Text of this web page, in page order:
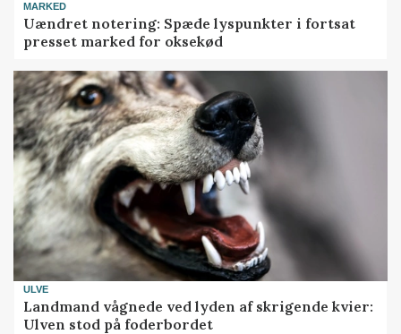
MARKED
Uændret notering: Spæde lyspunkter i fortsat
presset marked for oksekød
ULVE
Landmand vågnede ved lyden af skrigende kvier:
Ulven stod på foderbordet